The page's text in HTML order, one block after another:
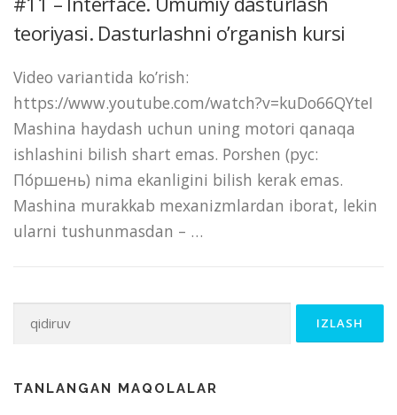
teoriyasi. Dasturlashni o’rganish kursi
Video variantida ko’rish:
https://www.youtube.com/watch?v=kuDo66QYteI
Mashina haydash uchun uning motori qanaqa
ishlashini bilish shart emas. Porshen (рус:
По́ршень) nima ekanligini bilish kerak emas.
Mashina murakkab mexanizmlardan iborat, lekin
ularni tushunmasdan – …
Qidirshish:
TANLANGAN MAQOLALAR